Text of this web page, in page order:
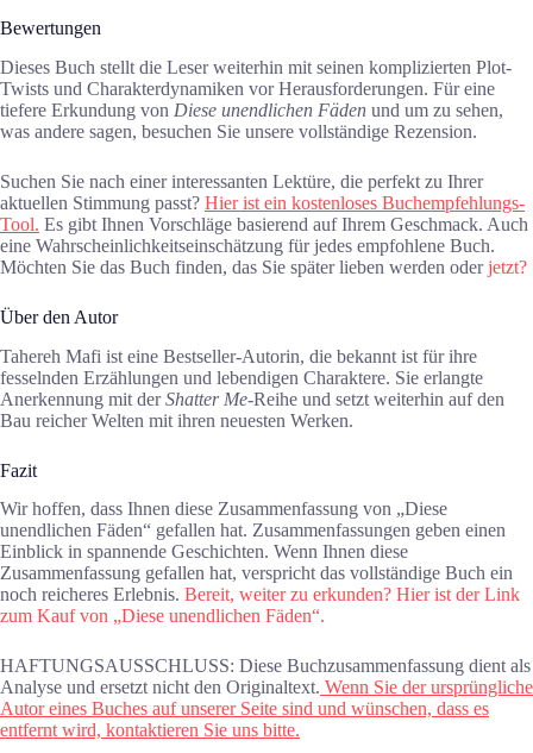
Bewertungen
Dieses Buch stellt die Leser weiterhin mit seinen komplizierten Plot-
Twists und Charakterdynamiken vor Herausforderungen. Für eine
tiefere Erkundung von Diese unendlichen Fäden und um zu sehen,
was andere sagen, besuchen Sie unsere vollständige Rezension.
Suchen Sie nach einer interessanten Lektüre, die perfekt zu Ihrer
aktuellen Stimmung passt? Hier ist ein kostenloses Buchempfehlungs-
Tool. Es gibt Ihnen Vorschläge basierend auf Ihrem Geschmack. Auch
eine Wahrscheinlichkeitseinschätzung für jedes empfohlene Buch.
Möchten Sie das Buch finden, das Sie später lieben werden oderjetzt?
Über den Autor
Tahereh Mafi ist eine Bestseller-Autorin, die bekannt ist für ihre
fesselnden Erzählungen und lebendigen Charaktere. Sie erlangte
Anerkennung mit derShatter Me-Reihe und setzt weiterhin auf den
Bau reicher Welten mit ihren neuesten Werken.
Fazit
Wir hoffen, dass Ihnen diese Zusammenfassung von „Diese
unendlichen Fäden“ gefallen hat. Zusammenfassungen geben einen
Einblick in spannende Geschichten. Wenn Ihnen diese
Zusammenfassung gefallen hat, verspricht das vollständige Buch ein
noch reicheres Erlebnis. Bereit, weiter zu erkunden? Hier ist der Link
zum Kauf von „Diese unendlichen Fäden“.
HAFTUNGSAUSSCHLUSS: Diese Buchzusammenfassung dient als
Analyse und ersetzt nicht den Originaltext. Wenn Sie der ursprüngliche
Autor eines Buches auf unserer Seite sind und wünschen, dass es
entfernt wird, kontaktieren Sie uns bitte.